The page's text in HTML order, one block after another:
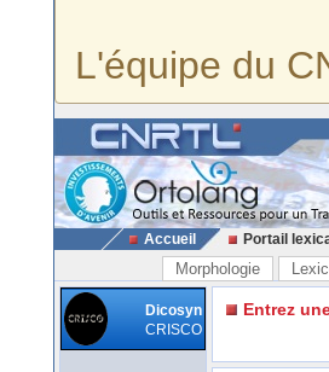
L'équipe du
Accueil Portail
Morphologie
Dicosyn
CRISCO
Entrez